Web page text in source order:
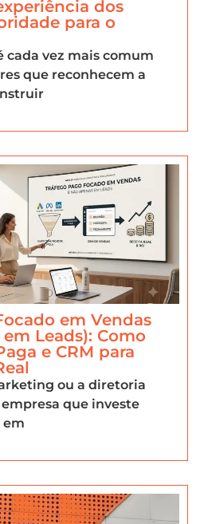
dos
para o
cada vez mais comum
que reconhecem a
em Vendas
Leads): Como
e CRM para
ou a diretoria
que investe
em